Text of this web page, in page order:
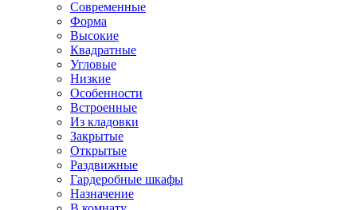
Современные
Форма
Высокие
Квадратные
Угловые
Низкие
Особенности
Встроенные
Из кладовки
Закрытые
Открытые
Раздвижные
Гардеробные шкафы
Назначение